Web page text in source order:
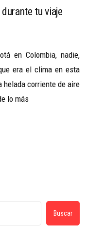
tu viaje
en Colombia, nadie,
era el clima en esta
helada corriente de aire
lo más
Buscar